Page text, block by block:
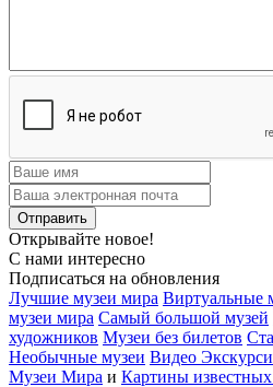
Открывайте новое!
С нами интересно
Подписаться на обновления
Лучшие музеи мира Виртуальные
музеи мира Самый большой музей
художников Музеи без билетов
Необычные музеи Видео
Музеи Мира и Картины